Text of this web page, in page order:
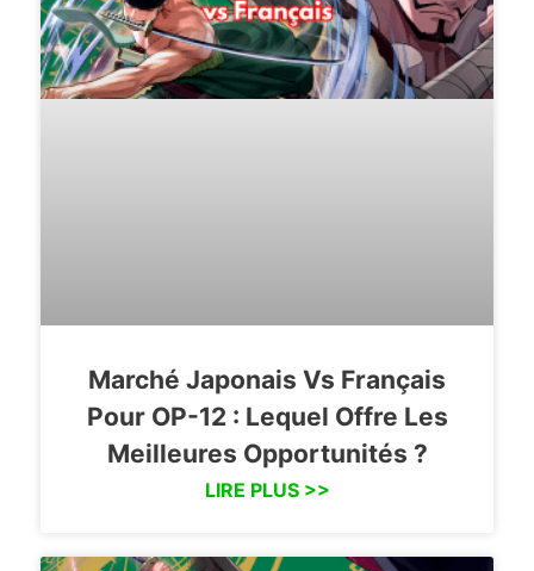
Marché Japonais Vs Français
Pour OP-12 : Lequel Offre Les
Meilleures Opportunités ?
LIRE PLUS >>